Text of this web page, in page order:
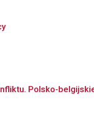
Polsko-